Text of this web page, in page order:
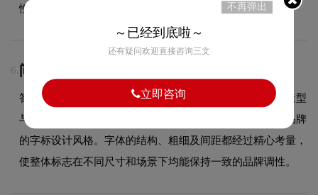
性，能够在众多竞品中脱颖而出，给消费者留下深刻印象。
6. 问：声迅股份logo使用的是什么字体？
答：声迅股份品牌标志采用的是经典衬线字体设计，字体造型
与品牌形象高度契合，在确保良好阅读性的同时，彰显了品牌
的字标设计风格。字体的结构、粗细及间距都经过精心考量，
使整体标志在不同尺寸和场景下均能保持一致的品牌调性。
不再弹出
～已经到底啦～
还有疑问欢迎直接咨询三文
立即咨询